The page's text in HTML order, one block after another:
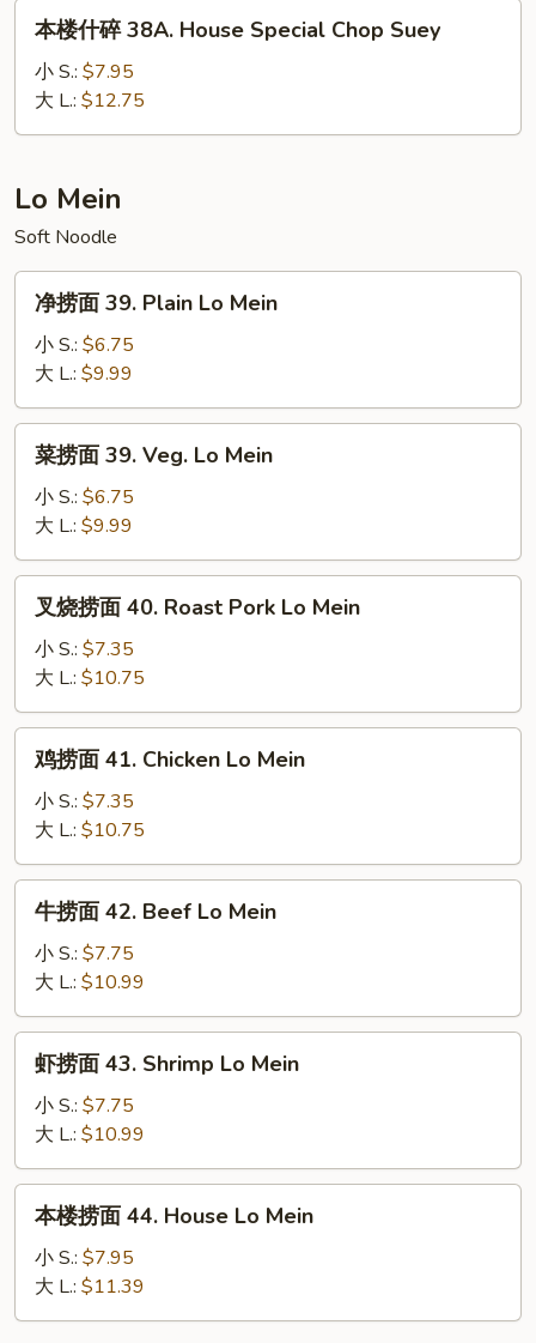
Special
Chow
Mein
本
38A.
Special
Chop
Suey
本楼什碎 38A. House Special Chop Suey
小 S.: $7.95
大 L.: $12.75
Lo Mein
Soft Noodle
净
39.
Plain
Lo
Mein
净捞面 39. Plain Lo Mein
小 S.: $6.75
大 L.: $9.99
菜
39.
Veg.
Lo
Mein
菜捞面 39. Veg. Lo Mein
小 S.: $6.75
大 L.: $9.99
叉
40.
Roast
Pork
Mein
叉烧捞面 40. Roast Pork Lo Mein
小 S.: $7.35
大 L.: $10.75
鸡
41.
Chicken
Lo
Mein
鸡捞面 41. Chicken Lo Mein
小 S.: $7.35
大 L.: $10.75
牛
42.
Beef
Lo
Mein
牛捞面 42. Beef Lo Mein
小 S.: $7.75
大 L.: $10.99
虾
43.
Shrimp
Lo
Mein
虾捞面 43. Shrimp Lo Mein
小 S.: $7.75
大 L.: $10.99
本
44.
本楼捞面 44. House Lo Mein
小 S.: $7.95
大 L.: $11.39